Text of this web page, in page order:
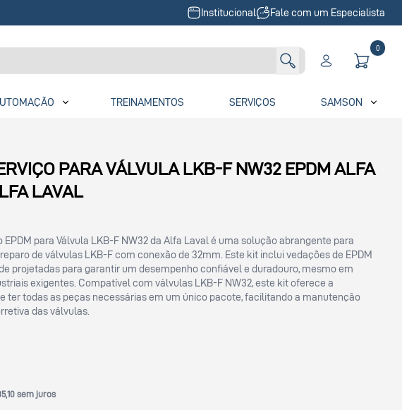
Institucional Fale com um Especialista
0
TREINAMENTOS SERVIÇOS SAMSON
PARA VÁLVULA LKB-F NW32 EPDM ALFA
LAVAL
EPDM para Válvula LKB-F NW32 da Alfa Laval é uma solução abrangente para
de válvulas LKB-F com conexão de 32mm. Este kit inclui vedações de EPDM
projetadas para garantir um desempenho confiável e duradouro, mesmo em
exigentes. Compatível com válvulas LKB-F NW32, este kit oferece a
ter todas as peças necessárias em um único pacote, facilitando a manutenção
das válvulas.
sem juros